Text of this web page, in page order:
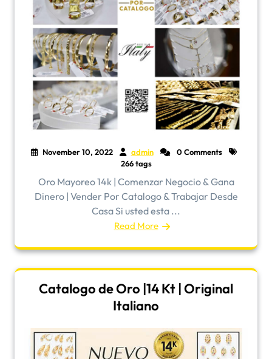
November 10, 2022 admin
0 Comments
266 tags
Oro Mayoreo 14k | Comenzar Negocio & Gana
Dinero | Vender Por Catalogo & Trabajar Desde
Casa Si usted esta ...
Read More
Catalogo de Oro |14 Kt | Original
Italiano